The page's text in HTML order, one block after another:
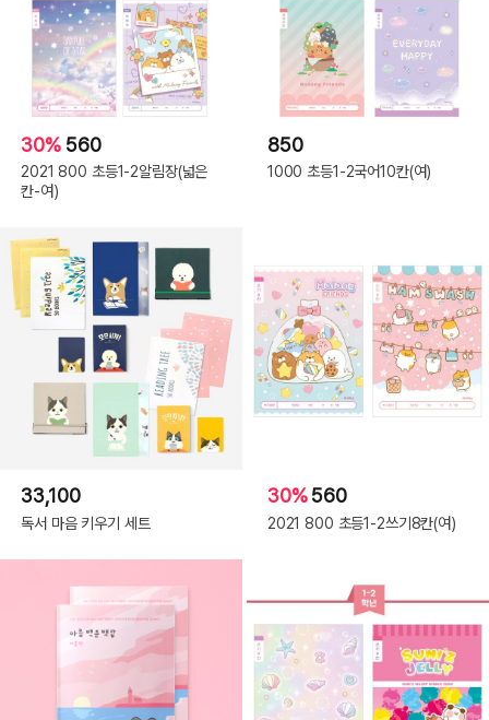
30% 560
2021 800 초등1-2알림장(넓은
칸-여)
850
1000 초등1-2국어10칸(여)
33,100
독서 마음 키우기 세트
30%560
2021 800 초등1-2쓰기8칸(여)